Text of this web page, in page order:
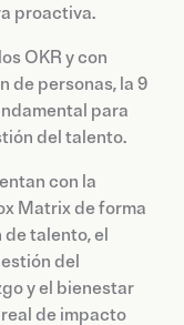
proactiva.
OKR y con
de personas, la 9
para
del talento.
con la
Matrix de forma
talento, el
del
y el bienestar
de impacto